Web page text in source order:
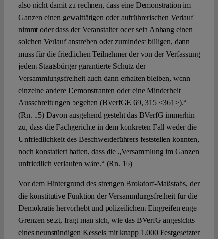
also nicht damit zu rechnen, dass eine Demonstration im
Ganzen einen gewalttätigen oder aufrührerischen Verlauf
nimmt oder dass der Veranstalter oder sein Anhang einen
solchen Verlauf anstreben oder zumindest billigen, dann
muss für die friedlichen Teilnehmer der von der Verfassung
jedem Staatsbürger garantierte Schutz der
Versammlungsfreiheit auch dann erhalten bleiben, wenn
einzelne andere Demonstranten oder eine Minderheit
Ausschreitungen begehen (BVerfGE 69, 315 <361>).“
(Rn. 15) Davon ausgehend gesteht das BVerfG immerhin
zu, dass die Fachgerichte in dem konkreten Fall weder die
Unfriedlichkeit des Beschwerdeführers feststellen konnten,
noch konstatiert hatten, dass die „Versammlung im Ganzen
unfriedlich verlaufen wäre.“ (Rn. 16)
Vor dem Hintergrund des strengen Brokdorf-Maßstabs, der
die konstitutive Funktion der Versammlungsfreiheit für die
Demokratie hervorhebt und polizeilichem Eingreifen enge
Grenzen setzt, fragt man sich, wie das BVerfG angesichts
eines neunstündigen Kessels mit knapp 1.000 Festgesetzten